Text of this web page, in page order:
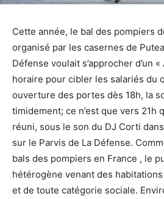
Cette année, le bal des pompiers
organisé par les casernes de
Défense voulait s’approcher d’un
horaire pour cibler les salariés du
ouverture des portes dès 18h, la
timidement; ce n’est que vers 21h
réuni, sous le son du DJ Corti
sur le Parvis de La Défense.
bals des pompiers en France , le
hétérogène venant des
et de toute catégorie sociale.